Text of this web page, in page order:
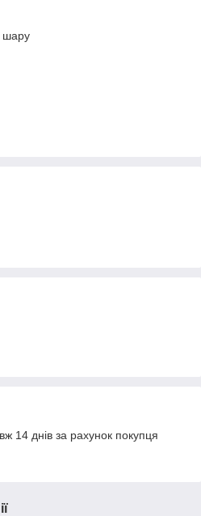
шару
14 днів за рахунок покупця